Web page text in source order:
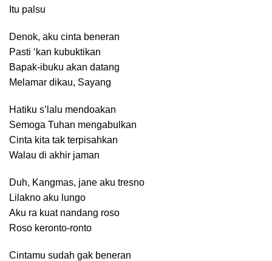
Itu palsu
Denok, aku cinta beneran
Pasti ‘kan kubuktikan
Bapak-ibuku akan datang
Melamar dikau, Sayang
Hatiku s’lalu mendoakan
Semoga Tuhan mengabulkan
Cinta kita tak terpisahkan
Walau di akhir jaman
Duh, Kangmas, jane aku tresno
Lilakno aku lungo
Aku ra kuat nandang roso
Roso keronto-ronto
Cintamu sudah gak beneran